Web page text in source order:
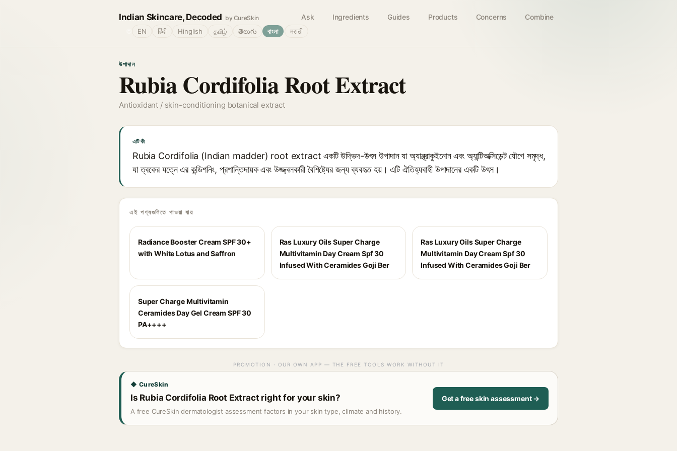
Indian Skincare, Decoded by CureSkin Ask Ingredients Guides Products Concerns Combine
EN हिंदी Hinglish தமிழ் తెలుగు বাংলা मराठी
উপাদান
Rubia Cordifolia Root Extract
Antioxidant / skin-conditioning botanical extract
এটি কী
Rubia Cordifolia (Indian madder) root extract একটি উদ্ভিদ-উৎস উপাদান যা অ্যান্থ্রাকুইনোন এবং অ্যান্টিঅক্সিডেন্ট যৌগে সমৃদ্ধ,
যা ত্বকের যত্নে এর কন্ডিশনিং, প্রশান্তিদায়ক এবং উজ্জ্বলকারী বৈশিষ্ট্যের জন্য ব্যবহৃত হয়। এটি ঐতিহ্যবাহী উপাদানের একটি উৎস।
এই পণ্যগুলিতে পাওয়া যায়
Radiance Booster Cream SPF 30+
with White Lotus and Saffron
Ras Luxury Oils Super Charge
Multivitamin Day Cream Spf 30
Infused With Ceramides Goji Ber
Ras Luxury Oils Super Charge
Multivitamin Day Cream Spf 30
Infused With Ceramides Goji Ber
Super Charge Multivitamin
Ceramides Day Gel Cream SPF 30
PA++++
PROMOTION · OUR OWN APP — THE FREE TOOLS WORK WITHOUT IT
◆ CureSkin
Is Rubia Cordifolia Root Extract right for your skin?
A free CureSkin dermatologist assessment factors in your skin type, climate and history.
Get a free skin assessment →